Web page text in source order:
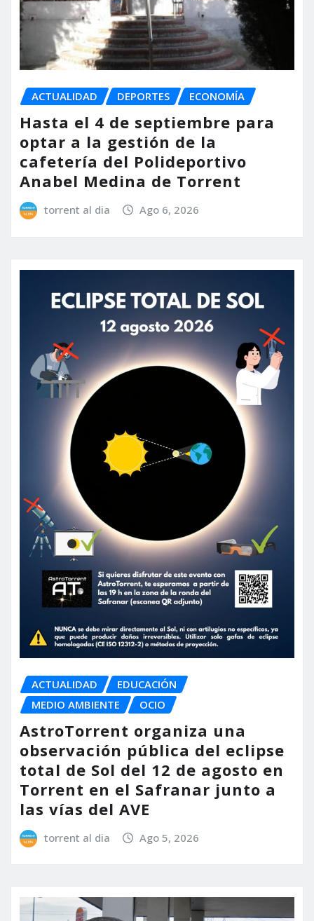
ACTUALIDAD DEPORTES ECONOMÍA
Hasta el 4 de septiembre para
optar a la gestión de la
cafetería del Polideportivo
Anabel Medina de Torrent
torrent al dia Ago 6, 2026
ACTUALIDAD
EDUCACIÓN
MEDIO AMBIENTE
OCIO
AstroTorrent organiza una
observación pública del eclipse
total de Sol del 12 de agosto en
Torrent en el Safranar junto a
las vías del AVE
torrent al dia Ago 5, 2026